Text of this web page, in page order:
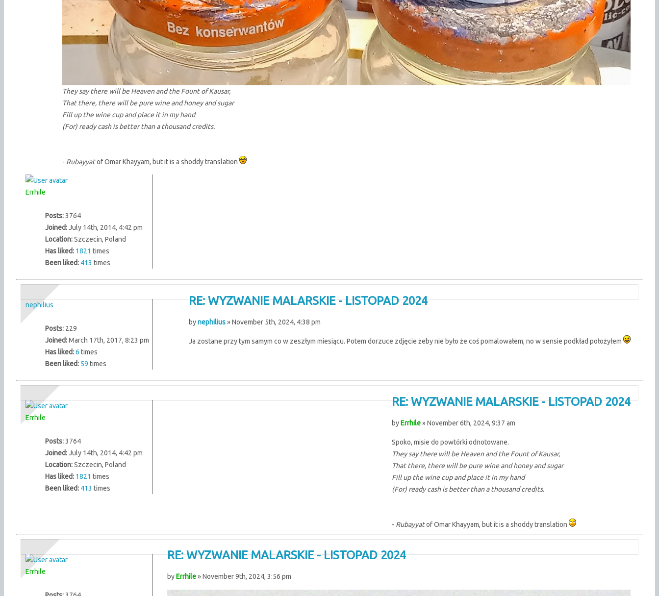
They say there will be Heaven and the Fount of Kausar,
That there, there will be pure wine and honey and sugar
Fill up the wine cup and place it in my hand
(For) ready cash is better than a thousand credits.
- Rubayyatof Omar Khayyam, but it is a shoddy translation
Errhile
Posts:3764
Joined:July 14th, 2014, 4:42 pm
Location:Szczecin, Poland
Has liked: 1821 times
Been liked: 413 times
RE: WYZWANIE MALARSKIE - LISTOPAD 2024
bynephilius» November 5th, 2024, 4:38 pm
Ja zostane przy tym samym co w zeszłym miesiącu. Potem dorzuce zdjęcie żeby nie było że coś pomalowałem, no w sensie podkład położyłem
nephilius
Posts: 229
Joined:March 17th, 2017, 8:23 pm
Has liked:6 times
Been liked: 59 times
RE: WYZWANIE MALARSKIE - LISTOPAD 2024
byErrhile» November 6th, 2024, 9:37 am
Spoko, misie do powtórki odnotowane.
They say there will be Heaven and the Fount of Kausar,
That there, there will be pure wine and honey and sugar
Fill up the wine cup and place it in my hand
(For) ready cash is better than a thousand credits.
- Rubayyatof Omar Khayyam, but it is a shoddy translation
Errhile
Posts:3764
Joined:July 14th, 2014, 4:42 pm
Location:Szczecin, Poland
Has liked: 1821 times
Been liked: 413 times
RE: WYZWANIE MALARSKIE - LISTOPAD 2024
byErrhile» November 9th, 2024, 3:56 pm
Errhile